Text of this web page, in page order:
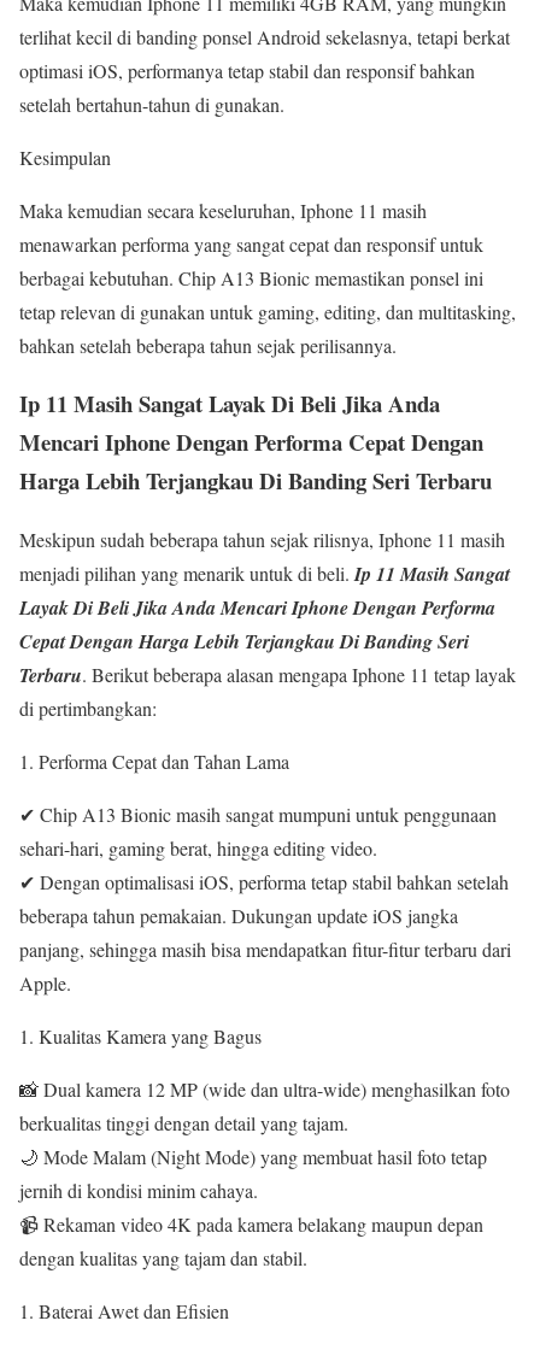
terlihat kecil di banding ponsel Android sekelasnya, tetapi berkat
optimasi iOS, performanya tetap stabil dan responsif bahkan
setelah bertahun-tahun di gunakan.
Kesimpulan
Maka kemudian secara keseluruhan, Iphone 11 masih
menawarkan performa yang sangat cepat dan responsif untuk
berbagai kebutuhan. Chip A13 Bionic memastikan ponsel ini
tetap relevan di gunakan untuk gaming, editing, dan multitasking,
bahkan setelah beberapa tahun sejak perilisannya.
Ip 11 Masih Sangat Layak Di Beli Jika Anda
Mencari Iphone Dengan Performa Cepat Dengan
Harga Lebih Terjangkau Di Banding Seri Terbaru
Meskipun sudah beberapa tahun sejak rilisnya, Iphone 11 masih
menjadi pilihan yang menarik untuk di beli. Ip 11 Masih Sangat
Layak Di Beli Jika Anda Mencari Iphone Dengan Performa
Cepat Dengan Harga Lebih Terjangkau Di Banding Seri
Terbaru. Berikut beberapa alasan mengapa Iphone 11 tetap layak
di pertimbangkan:
Performa Cepat dan Tahan Lama
✔ Chip A13 Bionic masih sangat mumpuni untuk penggunaan
sehari-hari, gaming berat, hingga editing video.
✔ Dengan optimalisasi iOS, performa tetap stabil bahkan setelah
beberapa tahun pemakaian. Dukungan update iOS jangka
panjang, sehingga masih bisa mendapatkan fitur-fitur terbaru dari
Apple.
Kualitas Kamera yang Bagus
📸 Dual kamera 12 MP (wide dan ultra-wide) menghasilkan foto
berkualitas tinggi dengan detail yang tajam.
🌙 Mode Malam (Night Mode) yang membuat hasil foto tetap
jernih di kondisi minim cahaya.
📹 Rekaman video 4K pada kamera belakang maupun depan
dengan kualitas yang tajam dan stabil.
Baterai Awet dan Efisien